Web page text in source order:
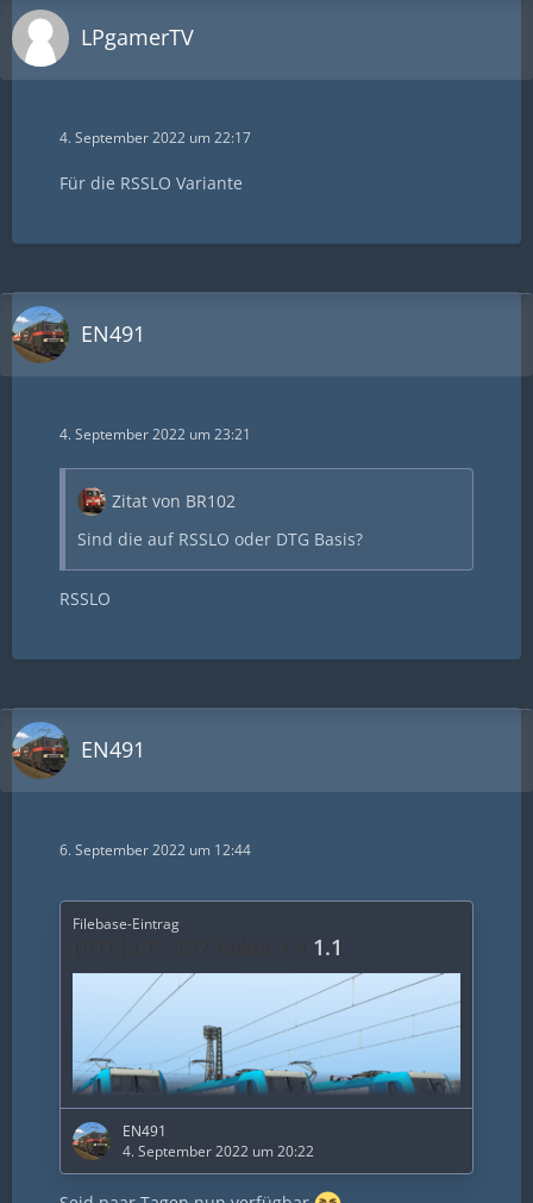
LPgamerTV
4. September 2022 um 22:17
Für die RSSLO Variante
EN491
4. September 2022 um 23:21
Zitat von BR102
Sind die auf RSSLO oder DTG Basis?
RSSLO
EN491
6. September 2022 um 12:44
Filebase-Eintrag
1.1
EN491
4. September 2022 um 20:22